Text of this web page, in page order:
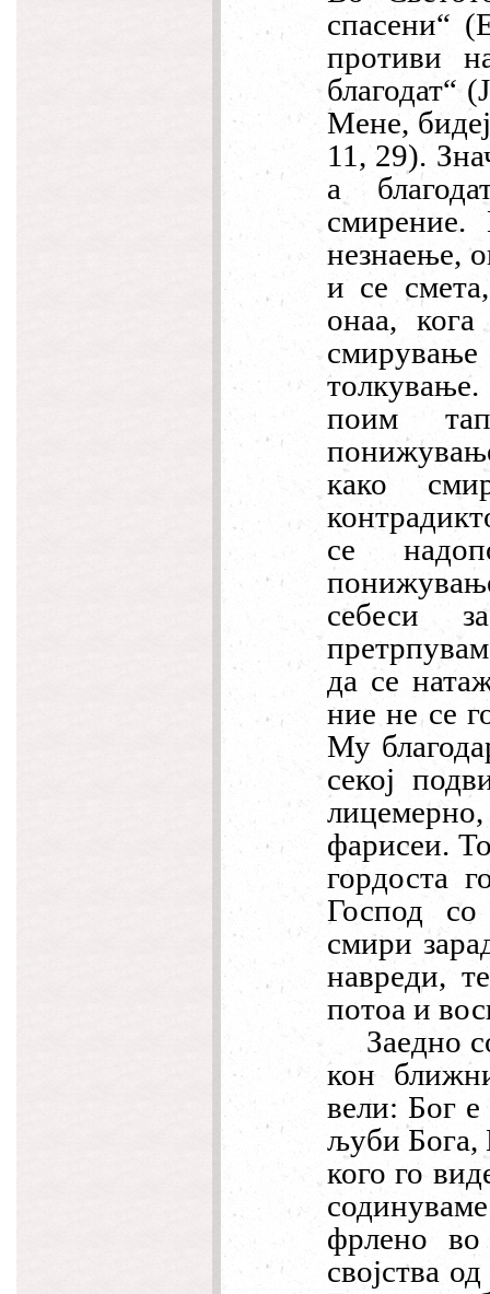
спасени“
противи
благодат“
Мене,
11, 29).
а
незнаење,
и се
онаа,
смирување
поим
како
се
себеси
да се
ние не се
Му
секој
фарисеи.
гордоста
Господ со
смири
навреди,
потоа и
Заедно
кон
вели: Бог
љуби Бога,
кого го
фрлено во
својства